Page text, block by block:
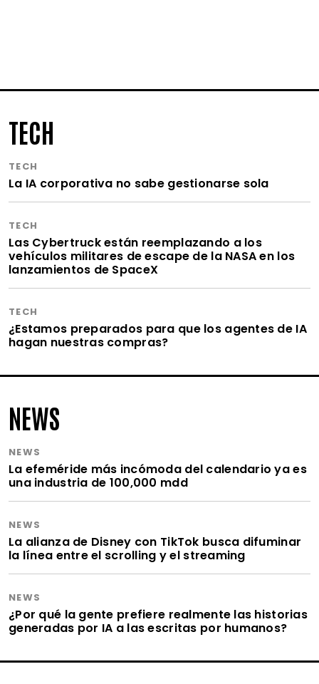
TECH
TECH
La IA corporativa no sabe gestionarse sola
TECH
Las Cybertruck están reemplazando a los
vehículos militares de escape de la NASA en los
lanzamientos de SpaceX
TECH
¿Estamos preparados para que los agentes de IA
hagan nuestras compras?
NEWS
NEWS
La efeméride más incómoda del calendario ya es
una industria de 100,000 mdd
NEWS
La alianza de Disney con TikTok busca difuminar
la línea entre el scrolling y el streaming
NEWS
¿Por qué la gente prefiere realmente las historias
generadas por IA a las escritas por humanos?